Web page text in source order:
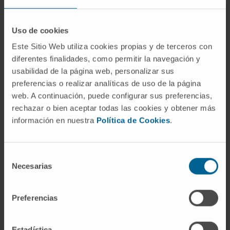
Uso de cookies
Este Sitio Web utiliza cookies propias y de terceros con
diferentes finalidades, como permitir la navegación y
usabilidad de la página web, personalizar sus
preferencias o realizar analíticas de uso de la página
web. A continuación, puede configurar sus preferencias,
rechazar o bien aceptar todas las cookies y obtener más
información en nuestra Política de Cookies.
Necesarias
Preferencias
Resultados en pacientes con
mieloma quiescente
Tras los resultados obtenidos en pacientes de nuevo
diagnóstico, los investigadores del Cima y de la
Clínica Universidad de Navarra han aplicado el mismo
carga tumoral que el mieloma activo, pero no tienen
síntomas. Por lo tanto, es fundamental estratificar
con precisión a los pacientes cuya enfermedad va a
tratamiento precoz en ensayos clínicos”, comenta el